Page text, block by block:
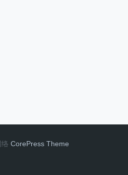
CorePress Theme